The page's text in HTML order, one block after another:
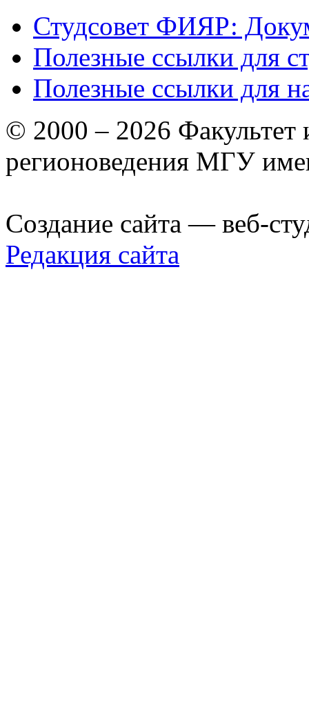
Студсовет ФИЯР:
Полезные ссылки для
Полезные ссылки для
© 2000 – 2026 Факультет
регионоведения МГУ
Создание сайта — веб-
Редакция сайта